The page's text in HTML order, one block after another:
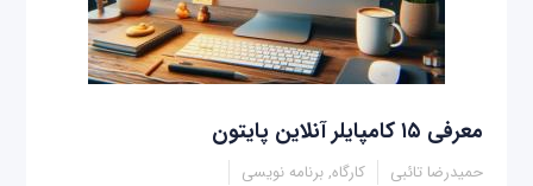
معرفی ۱۵ کامپایلر آنلاین پایتون
حمیدرضا تائبی کارگاه, برنامه نویسی